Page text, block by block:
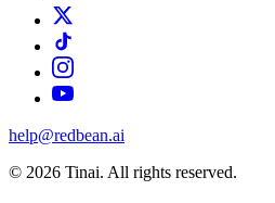
help@redbean.ai
© 2026 Tinai. All rights reserved.